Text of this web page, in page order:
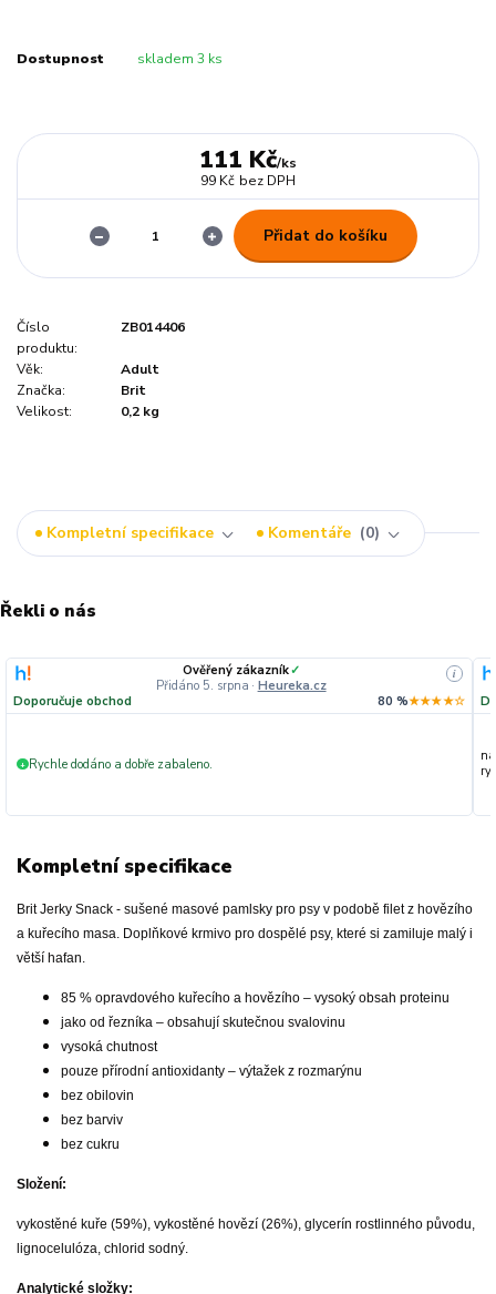
Dostupnost skladem 3 ks
111 Kč/ks
99 Kč bez DPH
Přidat do košíku
Číslo
produktu:
ZB014406
Věk:
Adult
Značka:
Brit
Velikost:
0,2 kg
Kompletní specifikace Komentáře 0
Řekli o nás
Ověřený zákazník✓
Přidáno 5. srpna · Heureka.cz
i
Doporučuje obchod 80 %★★★★☆
+ Rychle dodáno a dobře zabaleno.
Kompletní specifikace
Brit Jerky Snack - sušené masové pamlsky pro psy v podobě filet z hovězího
a kuřecího masa. Doplňkové krmivo pro dospělé psy, které si zamiluje malý i
větší hafan.
85 % opravdového kuřecího a hovězího – vysoký obsah proteinu
jako od řezníka – obsahují skutečnou svalovinu
vysoká chutnost
pouze přírodní antioxidanty – výtažek z rozmarýnu
bez obilovin
bez barviv
bez cukru
Složení:
vykostěné kuře (59%), vykostěné hovězí (26%), glycerín rostlinného původu,
lignocelulóza, chlorid sodný.
Analytické složky: